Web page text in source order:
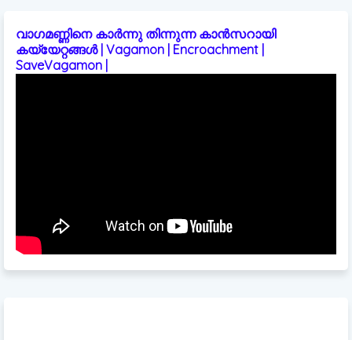
വാഗമണ്ണിനെ കാർന്നു തിന്നുന്ന കാൻസറായി
കയ്യേറ്റങ്ങൾ | Vagamon | Encroachment |
SaveVagamon |